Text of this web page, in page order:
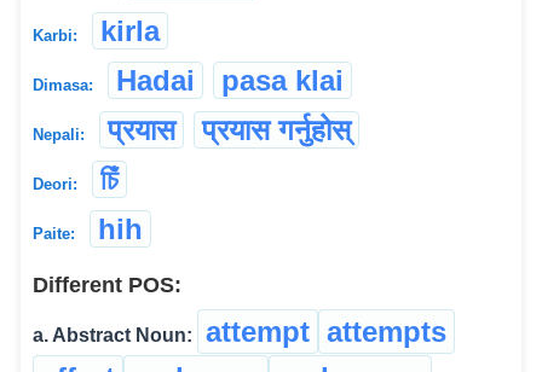
Karbi: kirla
Dimasa: Hadai pasa klai
Nepali: प्रयास प्रयास गर्नुहोस्
Deori: চিঁ
Paite: hih
Different POS:
a. Abstract Noun: attempt attempts